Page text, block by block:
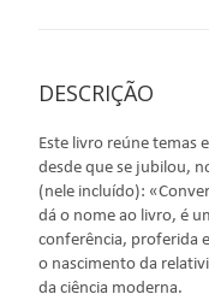
DESCRIÇÃO
Este livro reúne temas
desde que se jubilou,
(nele incluído):
dá o nome ao livro, é
conferência, proferida
o nascimento da
da ciência moderna.